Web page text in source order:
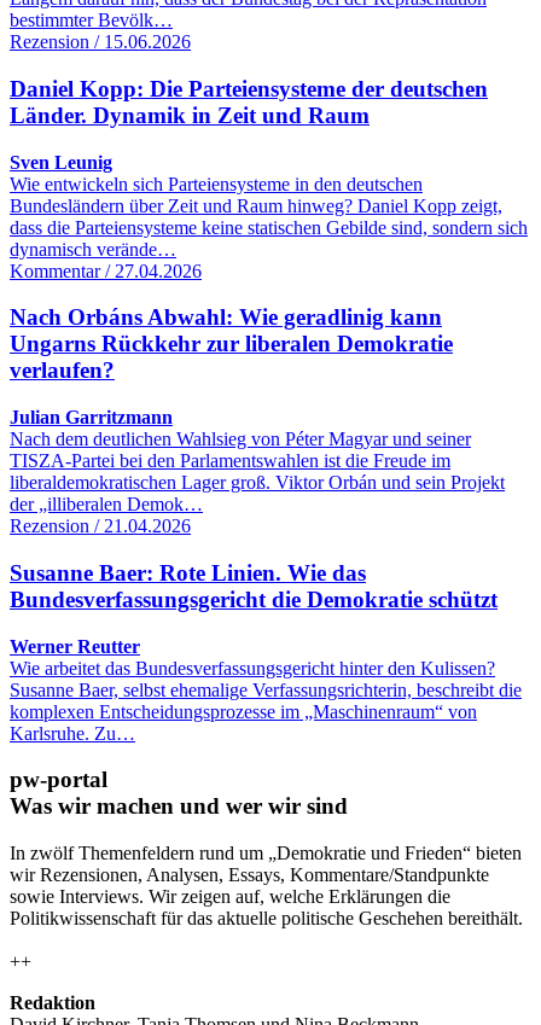
bestimmter Bevölk…
Rezension / 15.06.2026
Daniel Kopp: Die Parteiensysteme der deutschen
Länder. Dynamik in Zeit und Raum
Sven Leunig
Wie entwickeln sich Parteiensysteme in den deutschen
Bundesländern über Zeit und Raum hinweg? Daniel Kopp zeigt,
dass die Parteiensysteme keine statischen Gebilde sind, sondern sich
dynamisch verände…
Kommentar / 27.04.2026
Nach Orbáns Abwahl: Wie geradlinig kann
Ungarns Rückkehr zur liberalen Demokratie
verlaufen?
Julian Garritzmann
Nach dem deutlichen Wahlsieg von Péter Magyar und seiner
TISZA-Partei bei den Parlamentswahlen ist die Freude im
liberaldemokratischen Lager groß. Viktor Orbán und sein Projekt
der „illiberalen Demok…
Rezension / 21.04.2026
Susanne Baer: Rote Linien. Wie das
Bundesverfassungsgericht die Demokratie schützt
Werner Reutter
Wie arbeitet das Bundesverfassungsgericht hinter den Kulissen?
Susanne Baer, selbst ehemalige Verfassungsrichterin, beschreibt die
komplexen Entscheidungsprozesse im „Maschinenraum“ von
Karlsruhe. Zu…
pw-portal
Was wir machen und wer wir sind
In zwölf Themenfeldern rund um „Demokratie und Frieden“ bieten
wir Rezensionen, Analysen, Essays, Kommentare/Standpunkte
sowie Interviews. Wir zeigen auf, welche Erklärungen die
Politikwissenschaft für das aktuelle politische Geschehen bereithält.
++
Redaktion